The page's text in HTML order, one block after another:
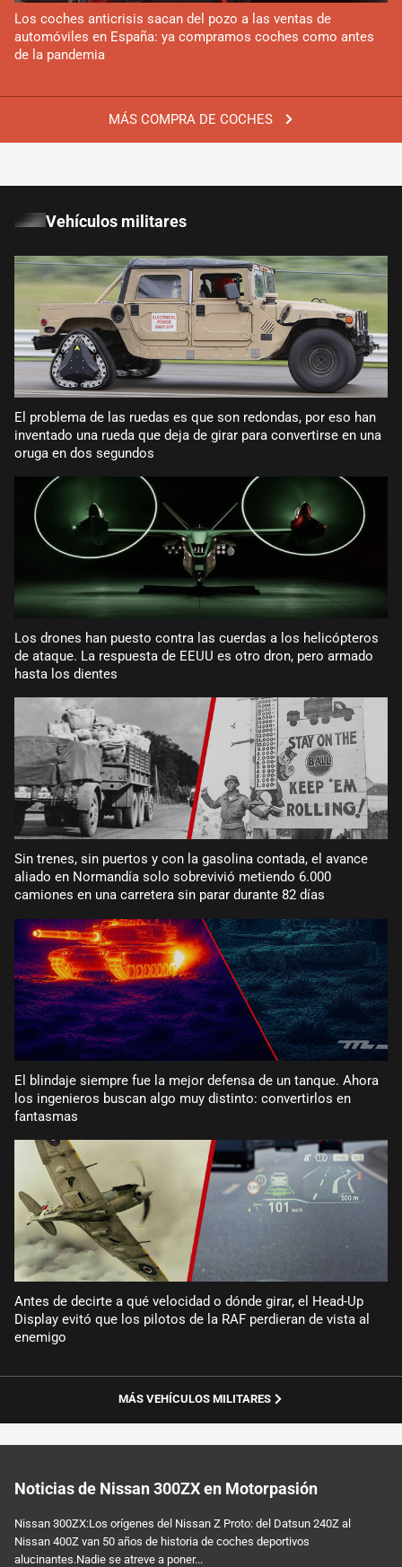
MÁS COMPRA DE COCHES
Los coches anticrisis sacan del pozo a las ventas de
automóviles en España: ya compramos coches como antes
de la pandemia
Vehículos militares
El problema de las ruedas es que son redondas, por eso han
inventado una rueda que deja de girar para convertirse en una
oruga en dos segundos
Los drones han puesto contra las cuerdas a los helicópteros
de ataque. La respuesta de EEUU es otro dron, pero armado
hasta los dientes
Sin trenes, sin puertos y con la gasolina contada, el avance
aliado en Normandía solo sobrevivió metiendo 6.000
camiones en una carretera sin parar durante 82 días
El blindaje siempre fue la mejor defensa de un tanque. Ahora
los ingenieros buscan algo muy distinto: convertirlos en
fantasmas
Antes de decirte a qué velocidad o dónde girar, el Head-Up
Display evitó que los pilotos de la RAF perdieran de vista al
enemigo
MÁS VEHÍCULOS MILITARES
Noticias de Nissan 300ZX en Motorpasión
Nissan 300ZX:Los orígenes del Nissan Z Proto: del Datsun 240Z al
Nissan 400Z van 50 años de historia de coches deportivos
alucinantes.Nadie se atreve a poner...